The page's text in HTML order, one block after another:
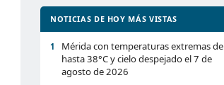
NOTICIAS DE HOY MÁS VISTAS
1
Mérida con temperaturas extremas de
hasta 38°C y cielo despejado el 7 de
agosto de 2026